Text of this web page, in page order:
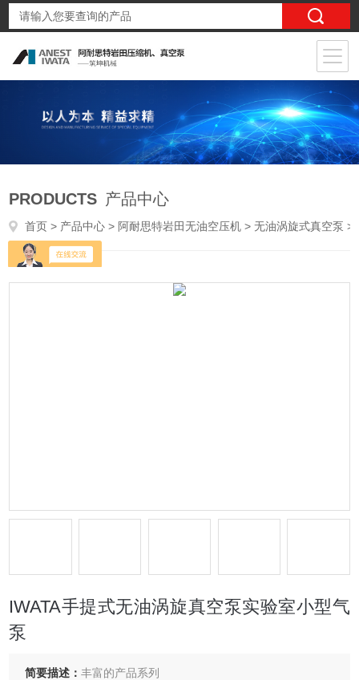
PRODUCTS 产品中心
首页 > 产品中心 > 阿耐思特岩田无油空压机 >无油涡旋式真空泵 > ISP-90 0.15KWIWATA手提式无油涡旋真空泵实验室小型气泵
IWATA手提式无油涡旋真空泵实验室小型气
泵
简要描述：丰富的产品系列